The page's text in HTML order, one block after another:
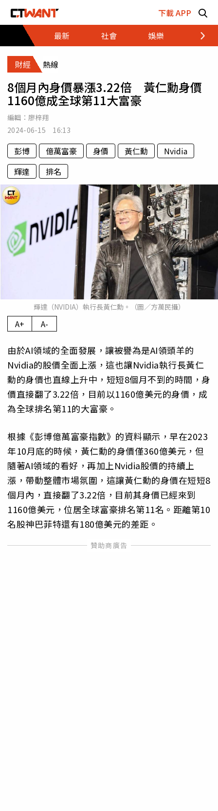
下載 APP
最新
社會 娛樂 財經
財經 熱線
8個月內身價暴漲3.22倍 黃仁勳身價
1160億成全球第11大富豪
編輯： 廖梓翔
2024-06-15 16:13
彭博 億萬富豪 身價 黃仁勳
Nvidia
輝達
排名
輝達（NVIDIA）執行長黃仁勳。（圖／方萬民攝）
A+ A-
由於AI領域的全面發展，讓被譽為是AI領頭羊的
Nvidia的股價全面上漲，這也讓Nvidia執行長黃仁
勳的身價也直線上升中，短短8個月不到的時間，身
價直接翻了3.22倍，目前以1160億美元的身價，成
為全球排名第11的大富豪。
根據《彭博億萬富豪指數》的資料顯示，早在2023
年10月底的時候，黃仁勳的身價僅360億美元，但
隨著AI領域的看好，再加上Nvidia股價的持續上
漲，帶動整體市場氛圍，這讓黃仁勳的身價在短短8
個月內，直接翻了3.22倍，目前其身價已經來到
1160億美元，位居全球富豪排名第11名。距離第10
名股神巴菲特還有180億美元的差距。